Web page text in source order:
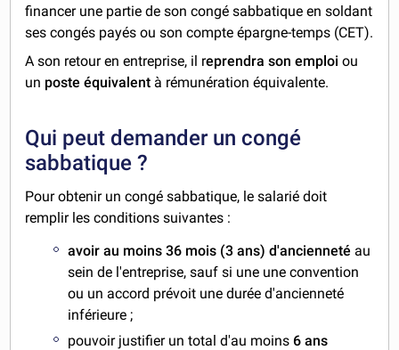
financer une partie de son congé sabbatique en soldant
ses congés payés ou son compte épargne-temps (CET).
A son retour en entreprise, il reprendra son emploiou
un poste équivalent à rémunération équivalente.
Qui peut demander un congé
sabbatique ?
Pour obtenir un congé sabbatique, le salarié doit
remplir les conditions suivantes :
avoir au moins 36 mois (3 ans) d'ancienneté au
sein de l'entreprise, sauf si une une convention
ou un accord prévoit une durée d'ancienneté
inférieure ;
pouvoir justifier un total d'au moins 6 ans